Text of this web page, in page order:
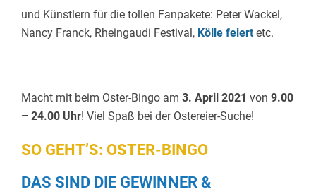
und Künstlern für die tollen Fanpakete: Peter Wackel,
Nancy Franck, Rheingaudi Festival, Kölle feiert etc.
Macht mit beim Oster-Bingo am 3. April 2021 von 9.00
– 24.00 Uhr! Viel Spaß bei der Ostereier-Suche!
SO GEHT’S: OSTER-BINGO
DAS SIND DIE GEWINNER &